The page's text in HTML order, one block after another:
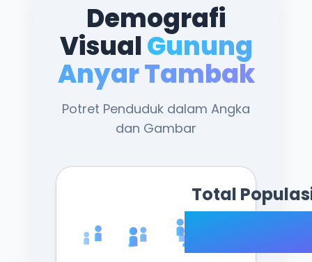
Demografi
VisualGunung
Anyar Tambak
Potret Penduduk dalam Angka
dan Gambar
Total